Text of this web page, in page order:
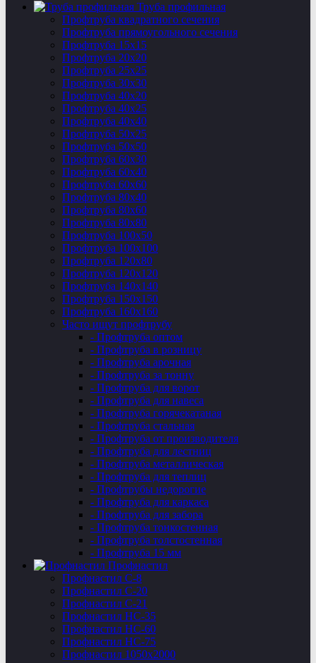
Труба профильная
Профтруба квадратного сечения
Профтруба прямоугольного сечения
Профтруба 15х15
Профтруба 20х20
Профтруба 25х25
Профтруба 30х30
Профтруба 40х20
Профтруба 40х25
Профтруба 40х40
Профтруба 50х25
Профтруба 50х50
Профтруба 60х30
Профтруба 60х40
Профтруба 60х60
Профтруба 80х40
Профтруба 80х60
Профтруба 80х80
Профтруба 100х50
Профтруба 100х100
Профтруба 120х80
Профтруба 120х120
Профтруба 140х140
Профтруба 150х150
Профтруба 160х160
Часто ищут профтрубу
- Профтруба оптом
- Профтруба в розницу
- Профтруба арочная
- Профтруба за тонну
- Профтруба для ворот
- Профтруба для навеса
- Профтруба горячекатаная
- Профтруба стальная
- Профтруба от производителя
- Профтруба для лестниц
- Профтруба металлическая
- Профтруба для теплиц
- Профтрубы недорогие
- Профтруба для каркаса
- Профтруба для забора
- Профтруба тонкостенная
- Профтруба толстостенная
- Профтруба 15 мм
Профнастил
Профнастил C-8
Профнастил С-20
Профнастил C-21
Профнастил НС-35
Профнастил НС-60
Профнастил НС-75
Профнастил 1050х2000